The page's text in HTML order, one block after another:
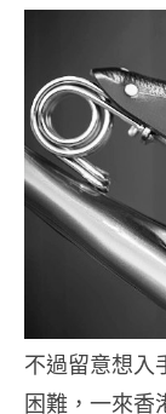
不過留意想入
困難，一來香